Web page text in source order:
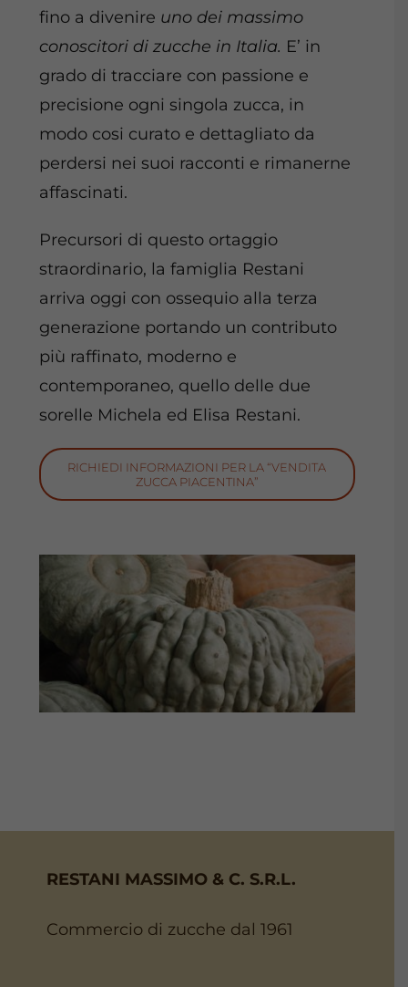
fino a divenire uno dei massimo
conoscitori di zucche in Italia. E’ in
grado di tracciare con passione e
precisione ogni singola zucca, in
modo cosi curato e dettagliato da
perdersi nei suoi racconti e rimanerne
affascinati.
Precursori di questo ortaggio
straordinario, la famiglia Restani
arriva oggi con ossequio alla terza
generazione portando un contributo
più raffinato, moderno e
contemporaneo, quello delle due
sorelle Michela ed Elisa Restani.
RICHIEDI INFORMAZIONI PER LA “VENDITA
ZUCCA PIACENTINA”
RESTANI MASSIMO & C. S.R.L.
Commercio di zucche dal 1961